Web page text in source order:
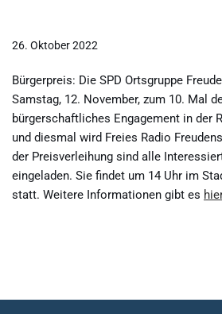
26. Oktober 2022
Bürgerpreis: Die SPD Ortsgruppe
Samstag, 12. November, zum 10. Mal
bürgerschaftliches Engagement in der
und diesmal wird Freies Radio
der Preisverleihung sind alle
eingeladen. Sie findet um 14 Uhr im
statt. Weitere Informationen gibt es